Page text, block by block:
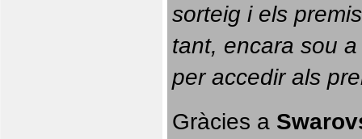
sorteig i els
tant, encara sou
per accedir als
Gràcies a